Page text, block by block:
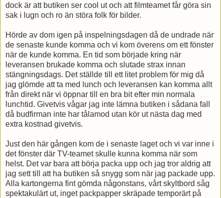
dock är att butiken ser cool ut och att filmteamet får göra sin
sak i lugn och ro än störa folk för bilder.
Hörde av dom igen på inspelningsdagen då de undrade när
de senaste kunde komma och vi kom överens om ett fönster
när de kunde komma. En tid som började kring när
leveransen brukade komma och slutade strax innan
stängningsdags. Det ställde till ett litet problem för mig då
jag glömde att ta med lunch och leveransen kan komma allt
från direkt när vi öppnar till en bra bit efter min normala
lunchtid. Givetvis vågar jag inte lämna butiken i sådana fall
då budfirman inte har tålamod utan kör ut nästa dag med
extra kostnad givetvis.
Just den här gången kom de i senaste laget och vi var inne i
det fönster där TV-teamet skulle kunna komma när som
helst. Det var bara att börja packa upp och jag tror aldrig att
jag sett till att ha butiken så snygg som när jag packade upp.
Alla kartongerna fint gömda någonstans, vårt skyltbord såg
spektakulärt ut, inget packpapper skräpade temporärt på